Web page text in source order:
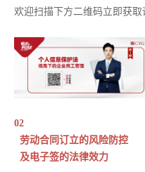
欢迎扫描下方二维码立即获取
02
劳动合同订立的风险防控
及电子签的法律效力